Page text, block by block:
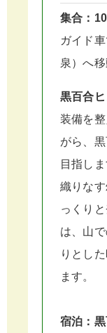
集合：
ガイド
泉）へ移
黒百合
装備を
がら、
目指し
織りな
っくり
は、山
りとし
ます。
宿泊：黒